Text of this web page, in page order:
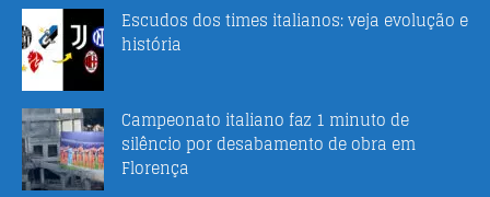
Escudos dos times italianos: veja evolução e
história
Campeonato italiano faz 1 minuto de
silêncio por desabamento de obra em
Florença